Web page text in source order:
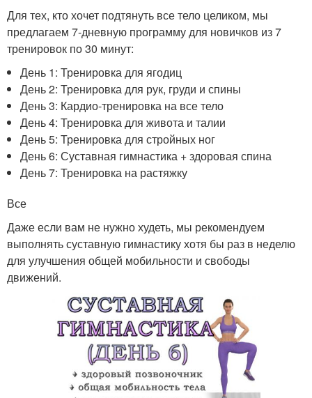
Для тех, кто хочет подтянуть все тело целиком, мы
предлагаем 7-дневную программу для новичков из 7
тренировок по 30 минут:
День 1: Тренировка для ягодиц
День 2: Тренировка для рук, груди и спины
День 3: Кардио-тренировка на все тело
День 4: Тренировка для живота и талии
День 5: Тренировка для стройных ног
День 6: Суставная гимнастика + здоровая спина
День 7: Тренировка на растяжку
Все
Даже если вам не нужно худеть, мы рекомендуем
выполнять суставную гимнастику хотя бы раз в неделю
для улучшения общей мобильности и свободы
движений.